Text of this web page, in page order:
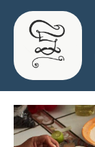
Inhalt
springen